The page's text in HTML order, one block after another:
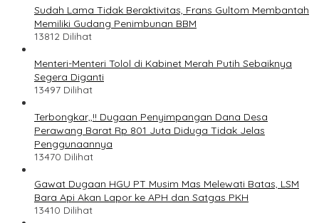
Sudah Lama Tidak Beraktivitas, Frans Gultom Membantah
Memiliki Gudang Penimbunan BBM
13812 Dilihat
Menteri-Menteri Tolol di Kabinet Merah Putih Sebaiknya
Segera Diganti
13497 Dilihat
Terbongkar,,!! Dugaan Penyimpangan Dana Desa
Perawang Barat Rp 801 Juta Diduga Tidak Jelas
Penggunaannya
13470 Dilihat
Gawat Dugaan HGU PT Musim Mas Melewati Batas, LSM
Bara Api Akan Lapor ke APH dan Satgas PKH
13410 Dilihat